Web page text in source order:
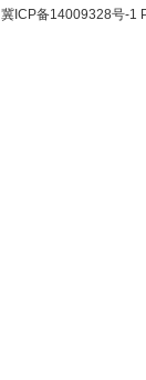
冀ICP备14009328号-1